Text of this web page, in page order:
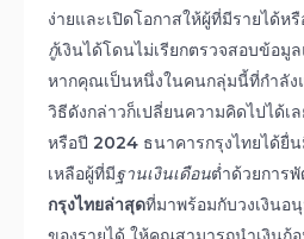
ง่ายและเปิดโอกาสให้ผู้ที่มีรายได้หรื
กู้เงินได้โดนไม่เรียกตรวจสอบข้อมู
หากคุณเป็นหนึ่งในคนกลุ่มนี้ที่กำลัง
วิธีดังกล่าวก็เปลี่ยนความคิดไปได้เ
หรือปี 2024 ธนาคารกรุงไทยได้ยื่
เหลือผู้ที่มีฐานเงินเดือนต่ำด้วยการ
กรุงไทยล่าสุดที่มาพร้อมกับวงเงินอ